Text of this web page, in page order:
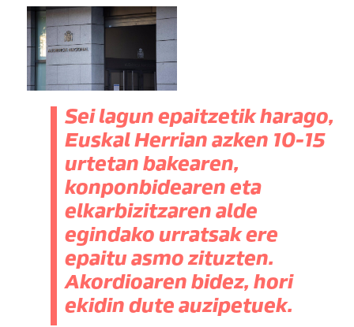
Sei lagun epaitzetik harago,
Euskal Herrian azken 10-15
urtetan bakearen,
konponbidearen eta
elkarbizitzaren alde
egindako urratsak ere
epaitu asmo zituzten.
Akordioaren bidez, hori
ekidin dute auzipetuek.